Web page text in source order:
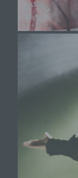
Cookies /
Die
Cookies,
dazu, unser
sicherer zu
Browser Daten
Gerät
über einen
abgelegt und
Verwendung
Ihrem Browser
Zahlreiche
Cookies. Viele
Cookie-ID.
Kennung des